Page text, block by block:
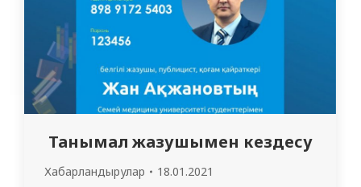
Танымал жазушымен кездесу
Хабарландырулар 18.01.2021